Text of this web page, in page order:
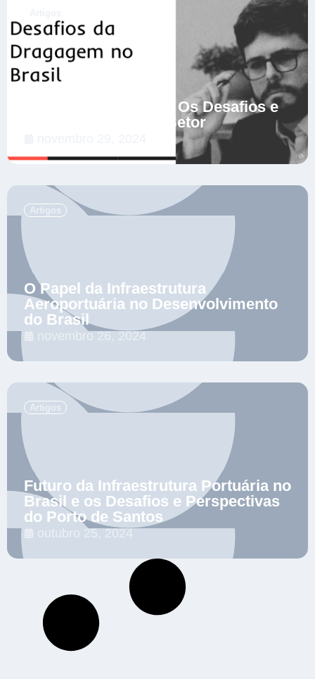
Dragagem no Brasil: Os Desafios e
as Soluções para o Setor
Artigos
O Papel da Infraestrutura
Aeroportuária no Desenvolvimento
do Brasil
novembro 26, 2024
Artigos
Futuro da Infraestrutura Portuária no
Brasil e os Desafios e Perspectivas
do Porto de Santos
outubro 25, 2024